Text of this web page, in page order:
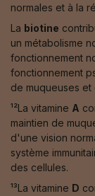
normales et à la
La biotine
un métabolisme
fonctionnement
fonctionnement
de muqueuses
¹²La vitamine A
maintien de
d'une vision
système
des cellules.
¹³La vitamine D